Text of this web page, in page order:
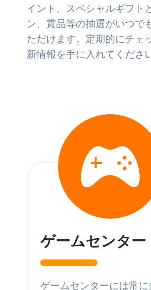
イント、スペシャルギフト
ン、賞品等の抽選がいつで
ただけます。定期的にチェ
新情報を手に入れてください
ゲームセンター
ゲームセンターには常